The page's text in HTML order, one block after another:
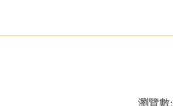
瀏覽數: